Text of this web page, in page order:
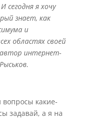
сегодня я хочу
знает, как
и
областях своей
интернет-
какие-
задавай, а я на